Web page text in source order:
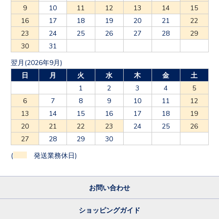
9 10 11 12 13 14
15
16
17 18 19 20 21
22
23
24 25 26 27 28
29
30
31
翌月(2026年9月)
日
月 火 水 木 金
土
1
2 3 4
5
6
7 8 9 10 11
12
13
14 15 16 17 18
19
20
21 22 23 24 25
26
27
28 29 30
( 発送業務休日)
お問い合わせ
ショッピングガイド